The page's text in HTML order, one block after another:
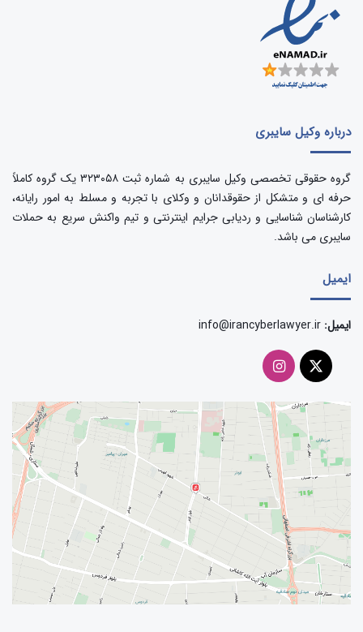
درباره وکیل سایبری
گروه حقوقی تخصصی وکیل سایبری به شماره ثبت ۳۲۳۰۵۸ یک گروه کاملاً
حرفه ای و متشکل از حقوقدانان و وکلای با تجربه و مسلط به امور رایانه،
کارشناسان شناسایی و ردیابی جرایم اینترنتی و تیم واکنش سریع به حملات
سایبری می باشد.
ایمیل
ایمیل: info@irancyberlawyer.ir
توئیتر
(X)
اینستاگرام